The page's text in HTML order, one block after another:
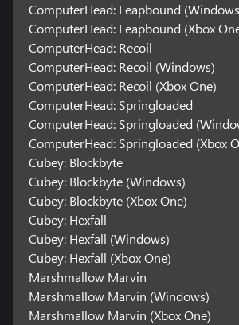
ComputerHead: Leapbound
ComputerHead: Leapbound (Xbox
ComputerHead: Recoil
ComputerHead: Recoil (Windows)
ComputerHead: Recoil (Xbox One)
ComputerHead: Springloaded
ComputerHead: Springloaded
ComputerHead: Springloaded (Xbox
Cubey: Blockbyte
Cubey: Blockbyte (Windows)
Cubey: Blockbyte (Xbox One)
Cubey: Hexfall
Cubey: Hexfall (Windows)
Cubey: Hexfall (Xbox One)
Marshmallow Marvin
Marshmallow Marvin (Windows)
Marshmallow Marvin (Xbox One)